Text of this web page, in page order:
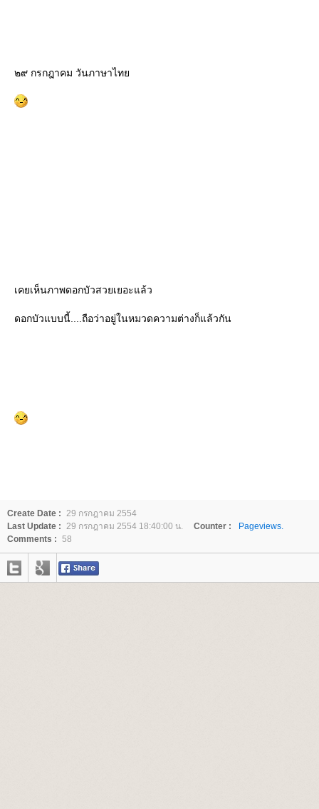
๒๙ กรกฎาคม วันภาษาไท
เคยเห็นภาพดอกบัวสวยเยอะแล้ว
ดอกบัวแบบนี้....ถือว่าอยู่ในหมวดความต่างก็แล้วกัน
Create Date : 29 กรกฎาคม 2554
Last Update : 29 กรกฎาคม 2554 18:40:00 น. Counter :
Pageviews.
Comments : 58